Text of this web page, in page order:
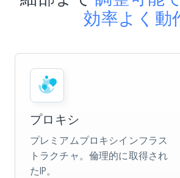
効率よく動
プロキシ
プレミアムプロキシインフラス
トラクチャ。倫理的に取得され
たIP。